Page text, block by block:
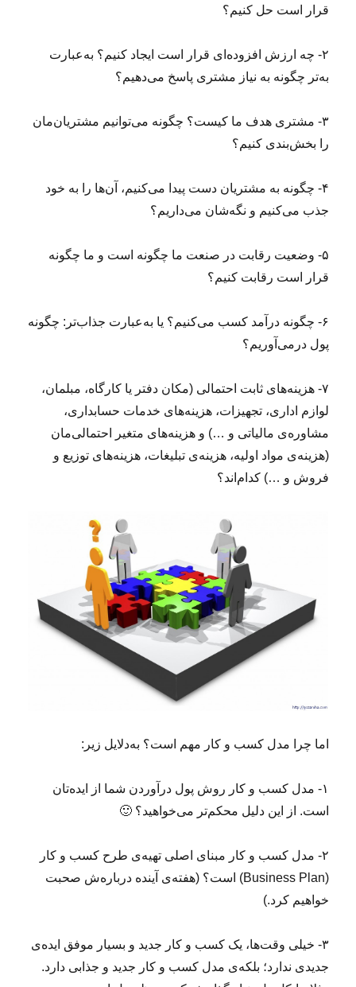
قرار است حل کنیم؟
۲- چه ارزش افزوده‌ای قرار است ایجاد کنیم؟ به‌عبارت
به‌تر چگونه به نیاز مشتری پاسخ می‌دهیم؟
۳- مشتری هدف ما کیست؟ چگونه می‌توانیم مشتریان‌مان
را بخش‌بندی کنیم؟
۴- چگونه به مشتریان دست پیدا می‌کنیم، آن‌ها را به خود
جذب می‌کنیم و نگه‌شان می‌داریم؟
۵- وضعیت رقابت در صنعت ما چگونه است و ما چگونه
قرار است رقابت کنیم؟
۶- چگونه درآمد کسب می‌کنیم؟ یا به‌عبارت جذاب‌تر: چگونه
پول درمی‌آوریم؟
۷- هزینه‌های ثابت احتمالی‌ (مکان دفتر یا کارگاه، مبلمان،
لوازم اداری، تجهیزات، هزینه‌های خدمات حسابداری،
مشاوره‌ی مالیاتی و …) و هزینه‌های متغیر احتمالی‌مان
(هزینه‌ی مواد اولیه، هزینه‌ی تبلیغات، هزینه‌های توزیع و
فروش و …) کدام‌اند؟
اما چرا مدل کسب و کار مهم است؟ به‌دلایل زیر:
۱- مدل کسب و کار روش پول درآوردن شما از ایده‌تان
است. از این دلیل محکم‌تر می‌خواهید؟ 🙂
۲- مدل کسب و کار مبنای اصلی تهیه‌ی طرح کسب و کار
(Business Plan) است؟ (هفته‌ی آینده درباره‌‌ش صحبت
خواهیم کرد.)
۳- خیلی وقت‌ها، یک کسب و کار جدید و بسیار موفق ایده‌ی
جدیدی ندارد؛ بلکه‌ی مدل کسب و کار جدید و جذابی دارد.